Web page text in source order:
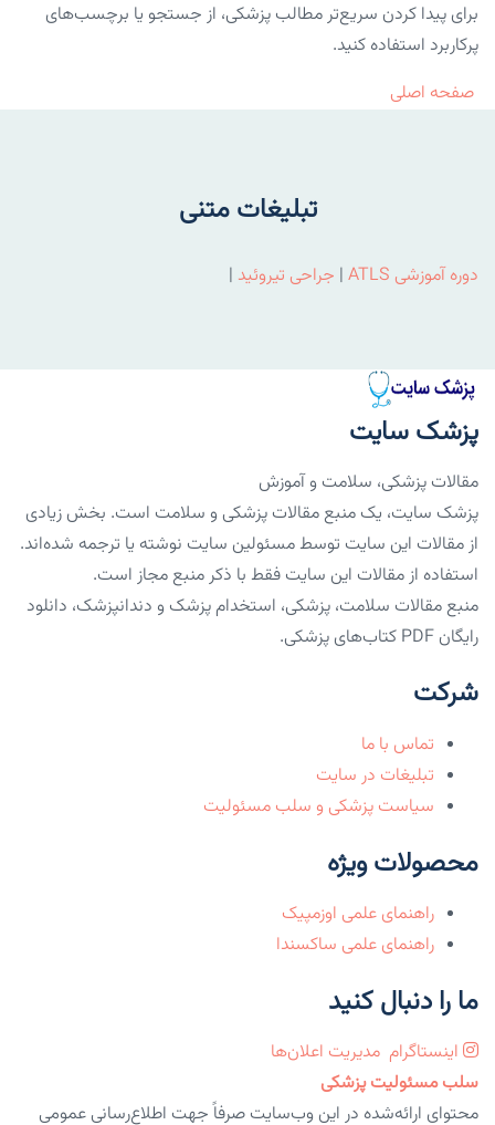
برای پیدا کردن سریع‌تر مطالب پزشکی، از جستجو یا برچسب‌های
پرکاربرد استفاده کنید.
صفحه اصلی
تبلیغات متنی
دوره آموزشی ATLS | جراحی تیروئید |
پزشک سایت
مقالات پزشکی، سلامت و آموزش
پزشک سایت، یک منبع مقالات پزشکی و سلامت است. بخش زیادی
از مقالات این سایت توسط مسئولین سایت نوشته یا ترجمه شده‌اند.
استفاده از مقالات این سایت فقط با ذکر منبع مجاز است.
منبع مقالات سلامت، پزشکی، استخدام پزشک و دندانپزشک، دانلود
رایگان PDF کتاب‌های پزشکی.
شرکت
تماس با ما
تبلیغات در سایت
سیاست پزشکی و سلب مسئولیت
محصولات ویژه
راهنمای علمی اوزمپیک
راهنمای علمی ساکسندا
ما را دنبال کنید
اینستاگرام مدیریت اعلان‌ها
سلب مسئولیت پزشکی
محتوای ارائه‌شده در این وب‌سایت صرفاً جهت اطلاع‌رسانی عمومی